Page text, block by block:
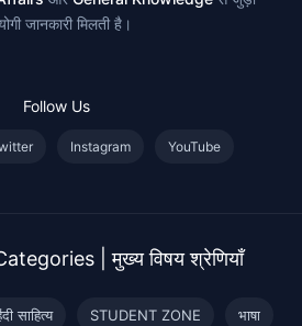
जानकारी मिलती है।
Follow Us
Instagram YouTube
| मुख्य विषय श्रेणियाँ
साहित्य STUDENT ZONE भाषा